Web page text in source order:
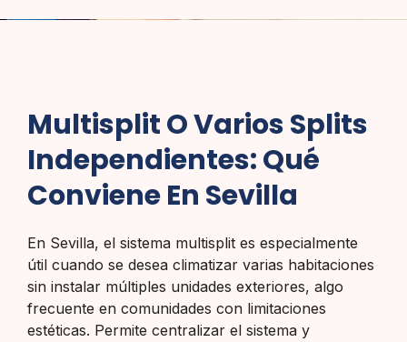
Multisplit O Varios Splits
Independientes: Qué
Conviene En Sevilla
En Sevilla, el sistema multisplit es especialmente
útil cuando se desea climatizar varias habitaciones
sin instalar múltiples unidades exteriores, algo
frecuente en comunidades con limitaciones
estéticas. Permite centralizar el sistema y